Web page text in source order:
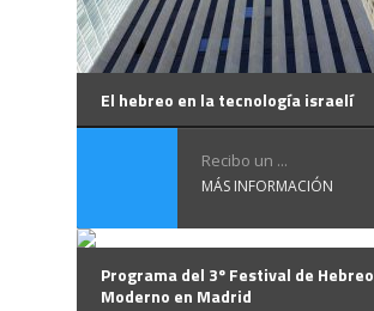
El hebreo en la tecnología israelí
Recibo un ...
MÁS INFORMACIÓN
Programa del 3º Festival de Hebreo
Moderno en Madrid